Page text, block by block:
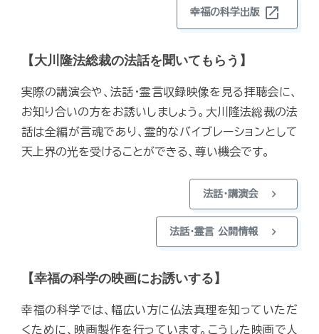
幸福の科学出版 open_in_new
【大川隆法総裁の法話を聞いてもらう】
実際の講演会や、法話・霊言収録映像を見る拝聴会に、
お知り合いの方をお誘いしましょう。大川隆法総裁の法
話は全編が言魂であり、霊的なバイブレーションとして
天上界の光を受けることができる、尊い機会です。
法話・講演会 chevron_right
法話・霊言 公開情報 chevron_right
【幸福の科学の映画にお誘いする】
幸福の科学では、幅広い方に仏法真理を知っていただ
くために、映画製作を行っています。こうした映画で人